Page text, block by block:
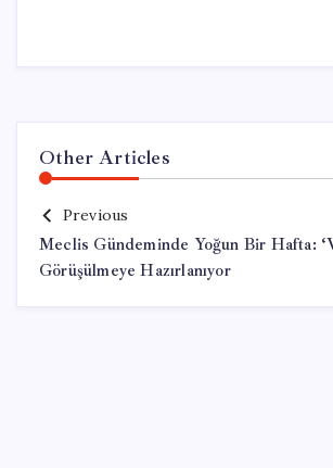
Other Articles
Previous
Meclis Gündeminde Yoğun Bir Hafta:
Görüşülmeye Hazırlanıyor